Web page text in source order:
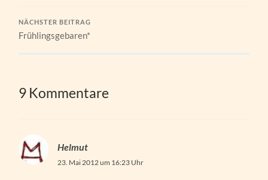
NÄCHSTER BEITRAG
Frühlingsgebaren*
9 Kommentare
Helmut
23. Mai 2012 um 16:23 Uhr